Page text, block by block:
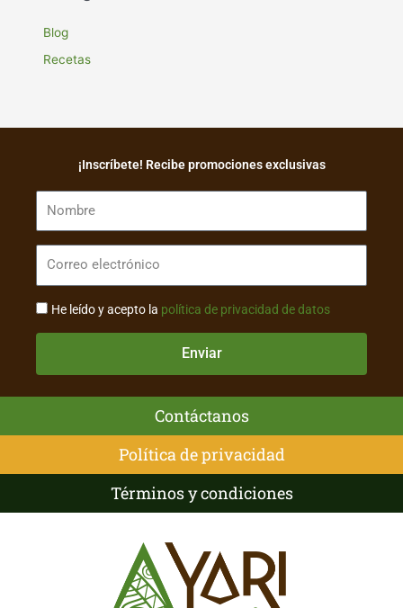
Blog
Recetas
¡Inscríbete! Recibe promociones exclusivas
He leído y acepto la política de privacidad de datos
Enviar
Contáctanos
Política de privacidad
Términos y condiciones